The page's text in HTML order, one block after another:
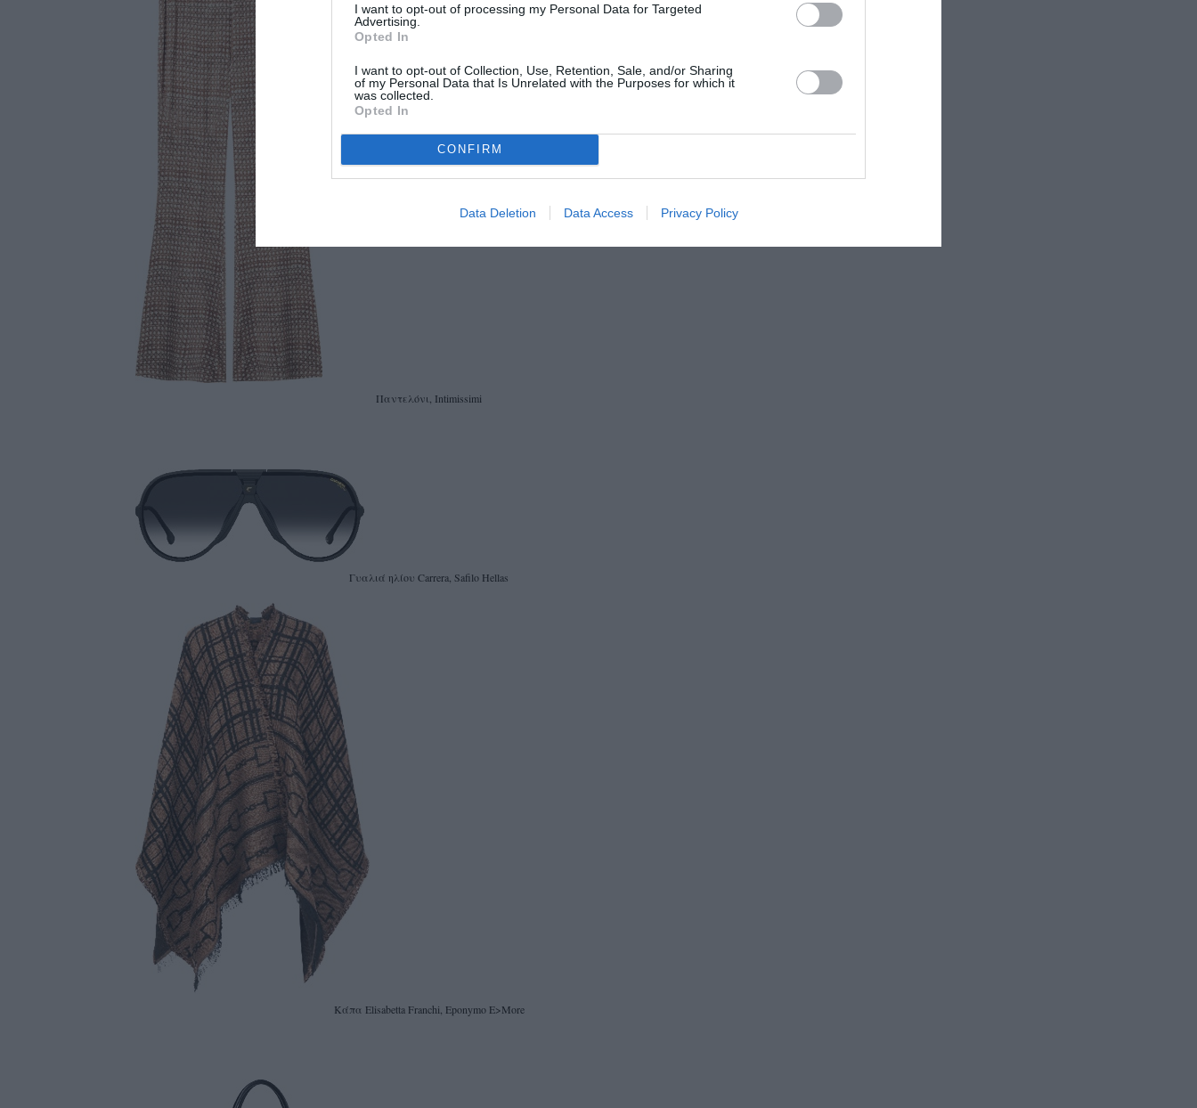
I want to opt-out of processing my Personal Data for Targeted
Advertising.
Opted In
I want to opt-out of Collection, Use, Retention, Sale, and/or Sharing
of my Personal Data that Is Unrelated with the Purposes for which it
was collected.
Opted In
CONFIRM
Data Deletion Data Access Privacy Policy
Παντελόνι, Ιntimissimi
Γυαλιά ηλίου Carrera, Safilo Hellas
Kάπα Elisabetta Franchi, Eponymo E>More